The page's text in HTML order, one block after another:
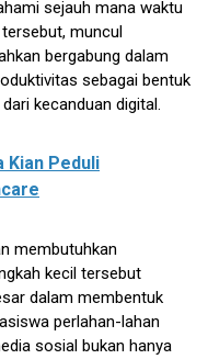
sejauh mana waktu
muncul
bergabung dalam
sebagai bentuk
kecanduan digital.
Kian Peduli
membutuhkan
kecil tersebut
dalam membentuk
perlahan-lahan
sosial bukan hanya